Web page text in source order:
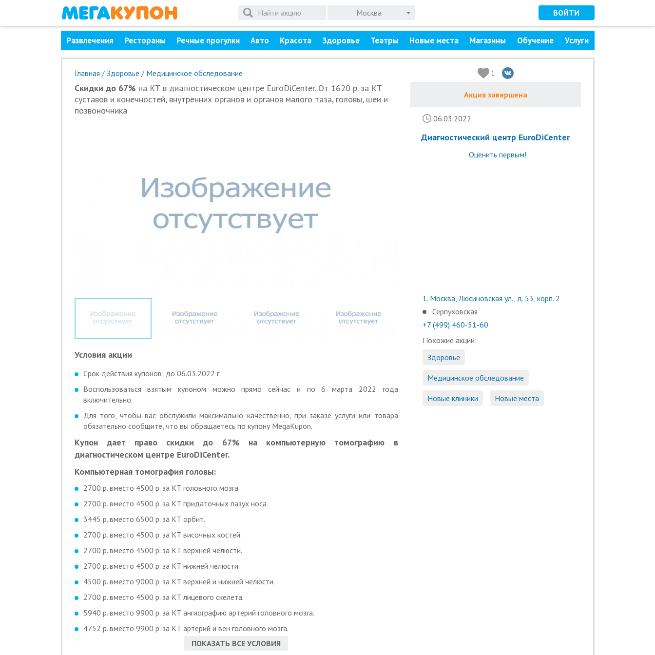
Москва ВОЙТИ
Развлечения Рестораны Речные прогулки Авто Красота Здоровье Театры Новые места Магазины Обучение Услуги
Главная / Здоровье / Медицинское обследование
Скидки до 67% на КТ в диагностическом центре EuroDiCenter. От 1620 р. за КТ
суставов и конечностей, внутренних органов и органов малого таза, головы, шеи и
позвоночника
Условия акции
Срок действия купонов: до 06.03.2022 г.
Воспользоваться взятым купоном можно прямо сейчас и по 6 марта 2022 года
включительно.
Для того, чтобы вас обслужили максимально качественно, при заказе услуги или товара
обязательно сообщите, что вы обращаетесь по купону MegaKupon.
Купон дает право скидки до 67% на компьютерную томографию в
диагностическом центре EuroDiCenter.
Компьютерная томография головы:
2700 р. вместо 4500 р. за КТ головного мозга.
2700 р. вместо 4500 р. за КТ придаточных пазух носа.
3445 р. вместо 6500 р. за КТ орбит.
2700 р. вместо 4500 р. за КТ височных костей.
2700 р. вместо 4500 р. за КТ верхней челюсти.
2700 р. вместо 4500 р. за КТ нижней челюсти.
4500 р. вместо 9000 р. за КТ верхней и нижней челюсти.
2700 р. вместо 4500 р. за КТ лицевого скелета.
5940 р. вместо 9900 р. за КТ ангиографию артерий головного мозга.
4752 р. вместо 9900 р. за КТ артерий и вен головного мозга.
Компьютерная томография шеи:ПОКАЗАТЬ ВСЕ УСЛОВИЯ
1
Акция завершена
06.03.2022
Диагностический центр EuroDiCenter
Оценить первым!
1. Москва, Люсиновская ул., д. 53, корп. 2
Серпуховская
+7 (499) 460-51-60
Похожие акции:
Здоровье
Медицинское обследование
Новые клиники Новые места